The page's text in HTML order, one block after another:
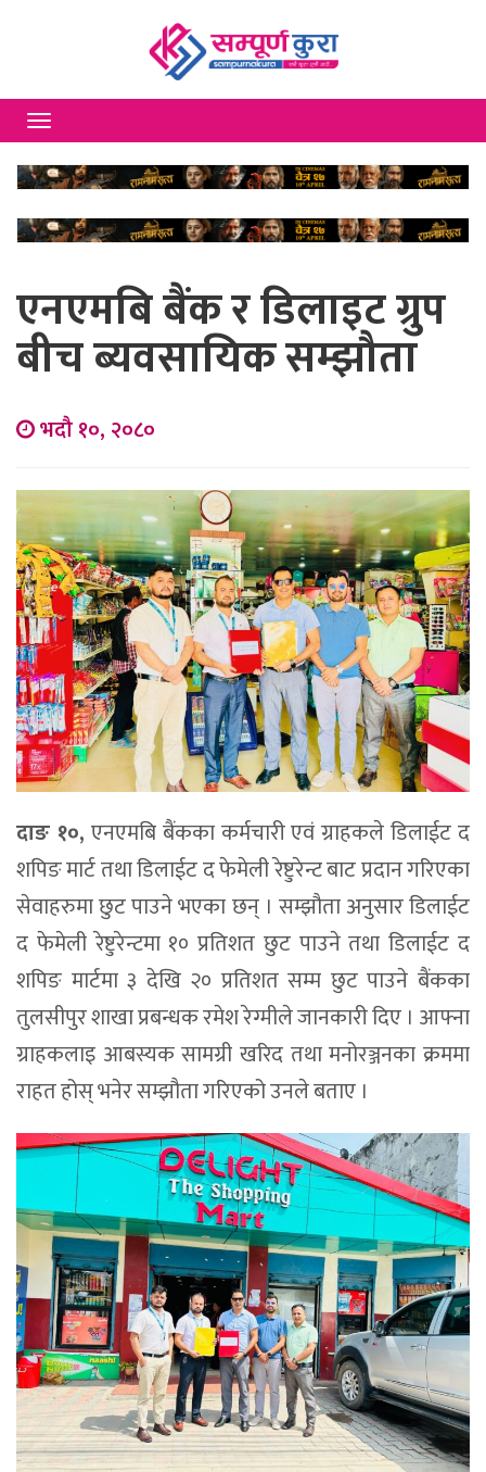
Toggle
navigation
एनएमबि बैंक र डिलाइट ग्रुप
बीच ब्यवसायिक सम्झौता
भदौ १०, २०८०
दाङ १०, एनएमबि बैंकका कर्मचारी एवं ग्राहकले डिलाईट द
शपिङ मार्ट तथा डिलाईट द फेमेली रेष्टुरेन्ट बाट प्रदान गरिएका
सेवाहरुमा छुट पाउने भएका छन् । सम्झौता अनुसार डिलाईट
द फेमेली रेष्टुरेन्टमा १० प्रतिशत छुट पाउने तथा डिलाईट द
शपिङ मार्टमा ३ देखि २० प्रतिशत सम्म छुट पाउने बैंकका
तुलसीपुर शाखा प्रबन्धक रमेश रेग्मीले जानकारी दिए । आफ्ना
ग्राहकलाइ आबस्यक सामग्री खरिद तथा मनोरञ्जनका क्रममा
राहत होस् भनेर सम्झौता गरिएको उनले बताए ।